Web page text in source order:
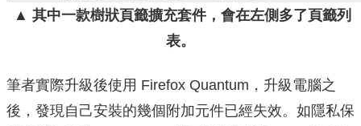
▲ 其中一款樹狀頁籤擴充套件，會在左側多了頁籤列
表。
筆者實際升級後使用 Firefox Quantum，升級電腦之
後，發現自己安裝的幾個附加元件已經失效。如隱私保